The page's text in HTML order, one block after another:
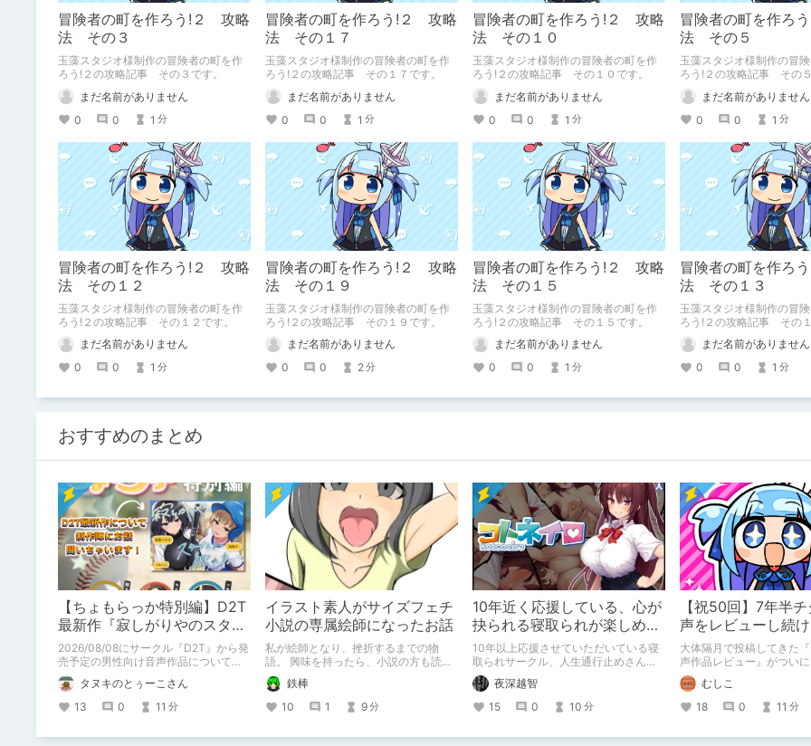
冒険者の町を作ろう!２ 攻略
法 その３
玉藻スタジオ様制作の冒険者の町を作
ろう!２の攻略記事 その３です。
まだ名前がありません
0
0 1 分
冒険者の町を作ろう!２ 攻略
法 その１７
玉藻スタジオ様制作の冒険者の町を作
ろう!２の攻略記事 その１７です。
まだ名前がありません
0
0 1 分
冒険者の町を作ろう!２ 攻略
法 その１０
玉藻スタジオ様制作の冒険者の町を作
ろう!２の攻略記事 その１０です。
まだ名前がありません
0
0 1 分
冒険者の町を作ろ
法 その５
玉藻スタジオ様制作の冒
ろう!２の攻略記事 その
まだ名前がありません
0
0 1 分
冒険者の町を作ろう!２ 攻略
法 その１２
玉藻スタジオ様制作の冒険者の町を作
ろう!２の攻略記事 その１２です。
まだ名前がありません
0
0 1 分
冒険者の町を作ろう!２ 攻略
法 その１９
玉藻スタジオ様制作の冒険者の町を作
ろう!２の攻略記事 その１９です。
まだ名前がありません
0
0 2分
冒険者の町を作ろう!２ 攻略
法 その１５
玉藻スタジオ様制作の冒険者の町を作
ろう!２の攻略記事 その１５です。
まだ名前がありません
0
0 1 分
冒険者の町を作ろ
法 その１３
玉藻スタジオ様制作の冒
ろう!２の攻略記事 その
まだ名前がありません
0
0 1 分
おすすめのまとめ
【ちょもらっか特別編】D2T
最新作『寂しがりやのスター
ダストと触れあって』制作陣
にインタビュー！🎤
2026/08/08にサークル『D2T』から発
売予定の男性向け音声作品について逆
神ラニさんと不束こけしさんにお話聞
いちゃいました！夏コミに関する告知
もあります！
タヌキのとぅーこさん
13
0 11 分
イラスト素人がサイズフェチ
小説の専属絵師になったお話
私が絵師となり、挫折するまでの物
語。 興味を持ったら、小説の方も読ん
で欲しいなって感じ 私の絵を使ってく
れてる小説書きさんのページＵＲＬ
https://www.pixiv.net/users/3414897
3/novels?p=1
鉄棒
10
1 9分
10年近く応援している、心が
抉られる寝取られが楽しめる
サークル
10年以上応援させていただいている寝
取られサークル、人生通行止めさんの
新作がとても良かったので、新作を中
心に、このサークルのゲームを紹介し
たくて、記事を書かせていただく。 キ
ミノオモイからずっと好きな熱心なフ
夜深越智
15
0 10 分
【祝50回】7年半
声をレビューし続
大体隔月で投稿してきた
声作品レビュー』がつい
を迎えました！ 約7年半
け、おシコり報告をして
けど記念は記念。 皆様へ
たり、これまでの投稿を
むしこ
18
0 11 分